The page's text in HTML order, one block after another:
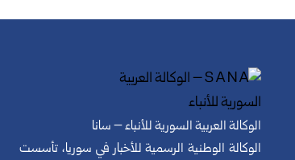
الوكالة العربية السورية للأنباء – سانا
الوكالة الوطنية الرسمية للأخبار في سوريا، تأسست